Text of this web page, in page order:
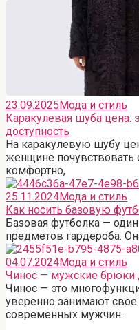
23.09.2025Мода и стиль
Каракулевая шуба цена:
доступность
На каракулевую шубу
женщине почувствовать
комфортно,
25.11.2024Мода и стиль
Как носить базовую
Базовая футболка —
предметов гардероба.
04.07.2024Мода и стиль
Чинос — мужские брюки
Чинос — это
уверенно занимают
современных мужчин.